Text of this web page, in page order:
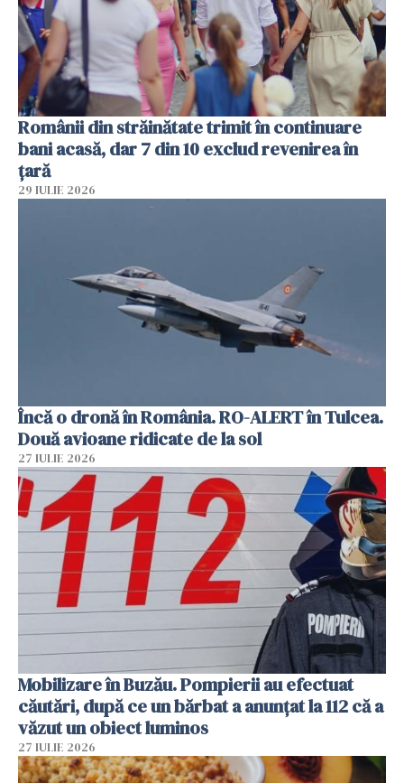
Românii din străinătate trimit în continuare
bani acasă, dar 7 din 10 exclud revenirea în
țară
29 IULIE 2026
Încă o dronă în România. RO-ALERT în Tulcea.
Două avioane ridicate de la sol
27 IULIE 2026
Mobilizare în Buzău. Pompierii au efectuat
căutări, după ce un bărbat a anunțat la 112 că a
văzut un obiect luminos
27 IULIE 2026